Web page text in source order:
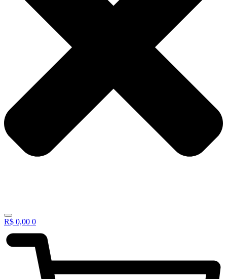
R$ 0,00 0